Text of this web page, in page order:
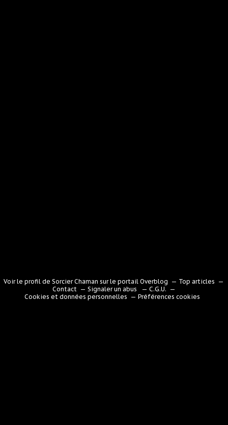
Voir le profil deSorcier Chaman sur le portail Overblog
Top articles
Contact
Signaler un abus
C.G.U.
Cookies et données personnelles
Préférences cookies